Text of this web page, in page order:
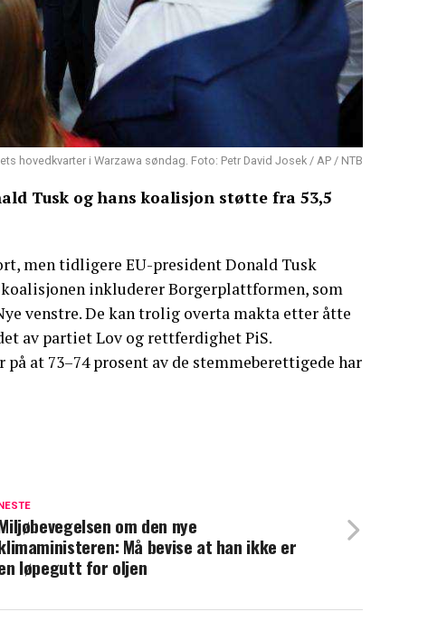
hovedkvarter i Warzawa søndag. Foto: Petr David Josek / AP / NTB
Tusk og hans koalisjon støtte fra 53,5
men tidligere EU-president Donald Tusk
inkluderer Borgerplattformen, som
venstre. De kan trolig overta makta etter åtte
av partiet Lov og rettferdighet PiS.
at 73–74 prosent av de stemmeberettigede har
om den nye
Må bevise at han ikke er
løpegutt for oljen